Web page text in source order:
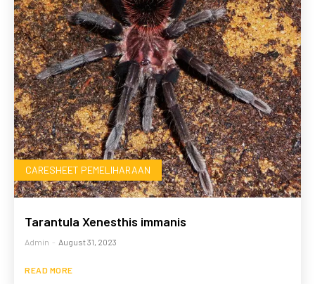
CARESHEET PEMELIHARAAN
Tarantula Xenesthis immanis
Admin - August 31, 2023
READ MORE